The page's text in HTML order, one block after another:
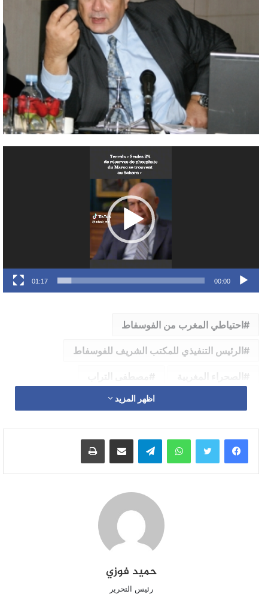
00:00
01:17
احتياطي المغرب من الفوسفاط
الرئيس التنفيذي للمكتب الشريف للفوسفاط
اظهر المزيد
واتساب تيلقرام مشاركة عبر البريد طباعة
حميد فوزي
رئيس التحرير